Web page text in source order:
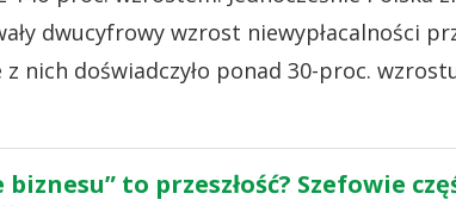
dwucyfrowy wzrost niewypłacalności
z nich doświadczyło ponad 30-proc.
biznesu” to przeszłość? Szefowie